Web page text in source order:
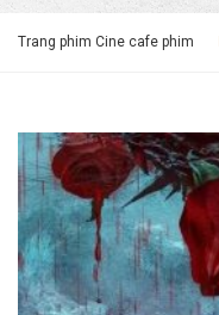
Trang phim Cine cafe phim